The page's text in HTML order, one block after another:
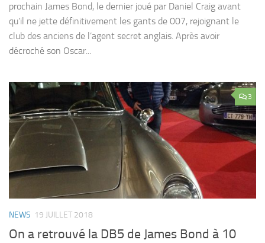
prochain James Bond, le dernier joué par Daniel Craig avant
qu’il ne jette définitivement les gants de 007, rejoignant le
club des anciens de l’agent secret anglais. Après avoir
décroché son Oscar...
3
NEWS 19 JUILLET 2018
On a retrouvé la DB5 de James Bond à 10